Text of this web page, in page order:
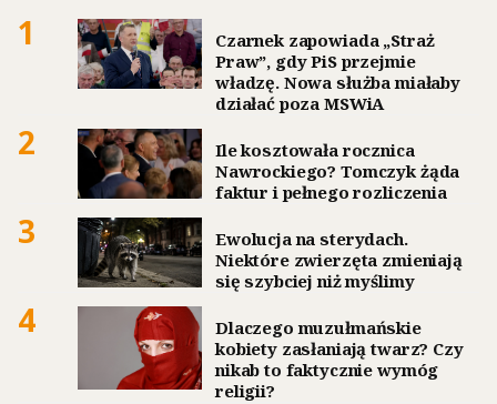
1
Czarnek zapowiada „Straż
Praw”, gdy PiS przejmie
władzę. Nowa służba miałaby
działać poza MSWiA
2
Ile kosztowała rocznica
Nawrockiego? Tomczyk żąda
faktur i pełnego rozliczenia
3
Ewolucja na sterydach.
Niektóre zwierzęta zmieniają
się szybciej niż myślimy
4
Dlaczego muzułmańskie
kobiety zasłaniają twarz? Czy
nikab to faktycznie wymóg
religii?